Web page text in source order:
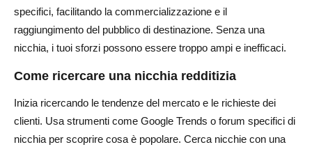
specifici, facilitando la commercializzazione e il
raggiungimento del pubblico di destinazione. Senza una
nicchia, i tuoi sforzi possono essere troppo ampi e inefficaci.
Come ricercare una nicchia redditizia
Inizia ricercando le tendenze del mercato e le richieste dei
clienti. Usa strumenti come Google Trends o forum specifici di
nicchia per scoprire cosa è popolare. Cerca nicchie con una